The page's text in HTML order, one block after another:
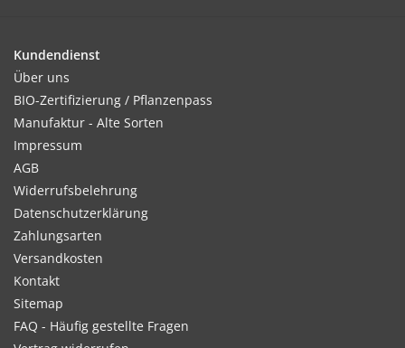
Kundendienst
Über uns
BIO-Zertifizierung / Pflanzenpass
Manufaktur - Alte Sorten
Impressum
AGB
Widerrufsbelehrung
Datenschutzerklärung
Zahlungsarten
Versandkosten
Kontakt
Sitemap
FAQ - Häufig gestellte Fragen